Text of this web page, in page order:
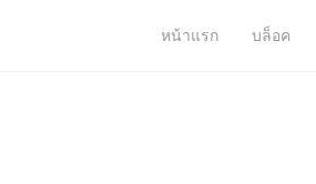
หน้าแรก บล็อค